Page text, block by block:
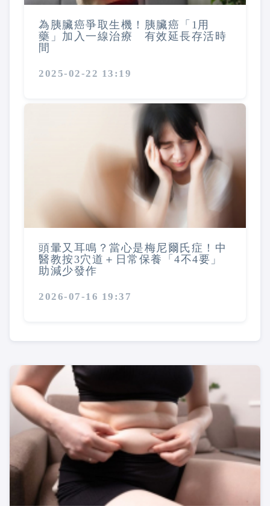
為胰臟癌爭取生機！胰臟癌「1用
藥」加入一線治療 有效延長存活時
間
2025-02-22 13:19
頭暈又耳鳴？當心是梅尼爾氏症！中
醫教按3穴道＋日常保養「4不4要」
助減少發作
2026-07-16 19:37